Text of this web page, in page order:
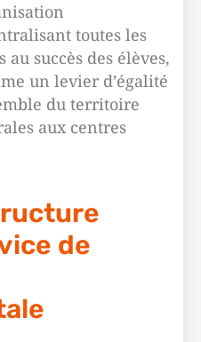
toutes les
au succès des élèves,
un levier d’égalité
du territoire
aux centres
de